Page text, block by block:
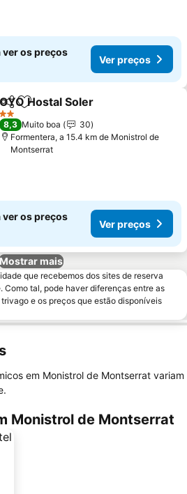
ver os preços
Ver preços
PartilharAdicionar aos favoritos
OYO Hostal Soler
2 Estrelas
8,3 Muito boa
30
Formentera, a 15.4 km de Monistrol de
Montserrat
ver os preços
Ver preços
mais
que recebemos dos sites de reserva
Como tal, pode haver diferenças entre as
e os preços que estão disponíveis
em Monistrol de Montserrat variam
Monistrol de Montserrat